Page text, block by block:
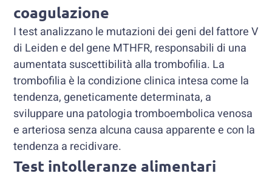
coagulazione
I test analizzano le mutazioni dei geni del fattore V
di Leiden e del gene MTHFR, responsabili di una
aumentata suscettibilità alla trombofilia. La
trombofilia è la condizione clinica intesa come la
tendenza, geneticamente determinata, a
sviluppare una patologia tromboembolica venosa
e arteriosa senza alcuna causa apparente e con la
tendenza a recidivare.
Test intolleranze alimentari